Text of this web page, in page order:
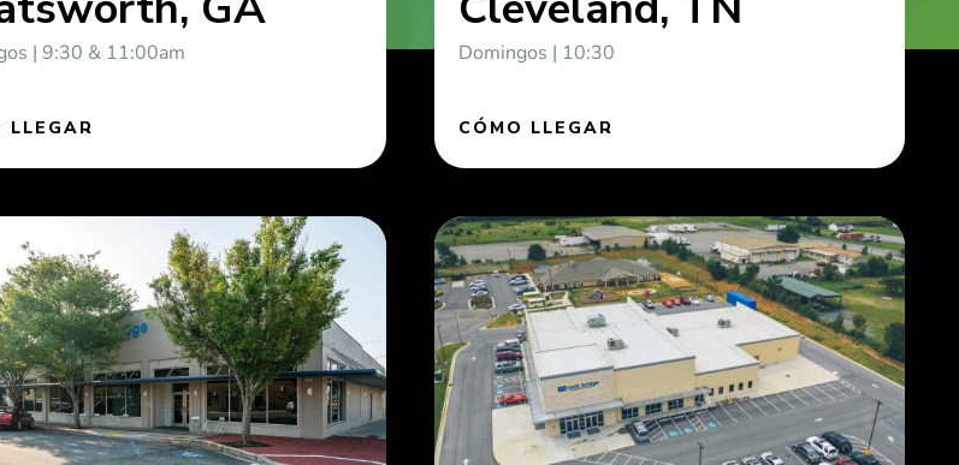
| 9:30 & 11:00am
LLEGAR
Domingos | 10:30
CÓMO LLEGAR